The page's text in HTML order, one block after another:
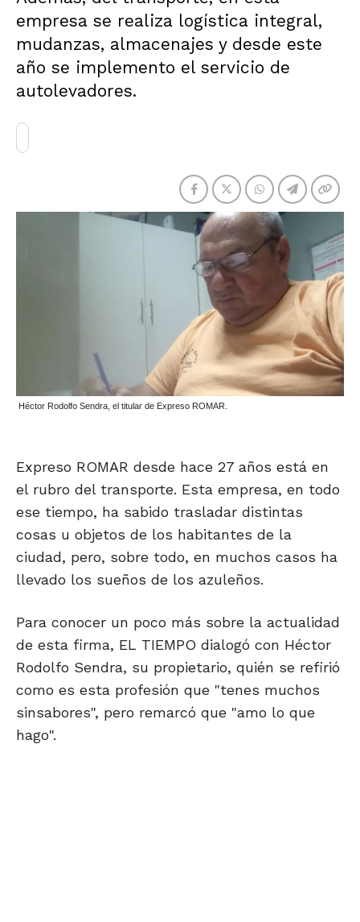
empresa se realiza logística integral,
mudanzas, almacenajes y desde este
año se implemento el servicio de
autolevadores.
Héctor Rodolfo Sendra, el titular de Expreso ROMAR.
Expreso ROMAR desde hace 27 años está en
el rubro del transporte. Esta empresa, en todo
ese tiempo, ha sabido trasladar distintas
cosas u objetos de los habitantes de la
ciudad, pero, sobre todo, en muchos casos ha
llevado los sueños de los azuleños.
Para conocer un poco más sobre la actualidad
de esta firma, EL TIEMPO dialogó con Héctor
Rodolfo Sendra, su propietario, quién se refirió
como es esta profesión que "tenes muchos
sinsabores", pero remarcó que "amo lo que
hago".